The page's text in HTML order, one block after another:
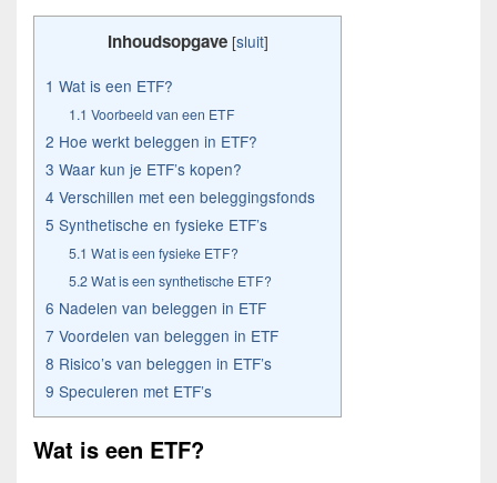
Inhoudsopgave [sluit]
1 Wat is een ETF?
1.1 Voorbeeld van een ETF
2 Hoe werkt beleggen in ETF?
3 Waar kun je ETF’s kopen?
4 Verschillen met een beleggingsfonds
5 Synthetische en fysieke ETF’s
5.1 Wat is een fysieke ETF?
5.2Wat is een synthetische ETF?
6 Nadelen van beleggen in ETF
7 Voordelen van beleggen in ETF
8 Risico’s van beleggen in ETF’s
9 Speculeren met ETF’s
Wat is een ETF?